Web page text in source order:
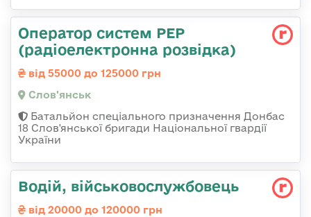
Оператор систем РЕР
(радіоелектронна розвідка)
від 55000 до 125000 грн
Слов'янськ
Батальйон спеціального призначення Донбас
18 Слов'янської бригади Національної гвардії
України
Водій, військовослужбовець
від 20000 до 120000 грн